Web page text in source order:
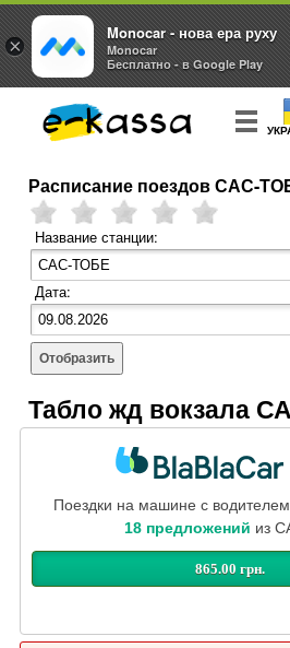
Расписание поездов САС-
Название станции:
Дата:
Отобразить
Табло жд вокзала
Поездки на машине с
18 предложений из
865.00 грн.
×
Monocar - нова ера руху
Monocar
Бесплатно - в Google Play